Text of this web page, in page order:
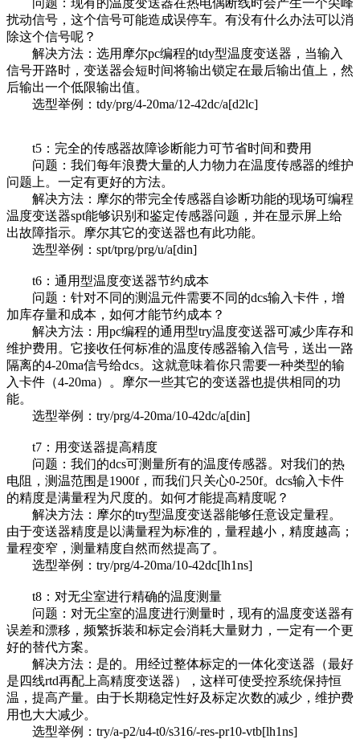
扰动信号，这个信号可能造成误停车。有没有什么办法可以消
除这个信号呢？
解决方法：选用摩尔pc编程的tdy型温度变送器，当输入
信号开路时，变送器会短时间将输出锁定在最后输出值上，然
后输出一个低限输出值。
选型举例：tdy/prg/4-20ma/12-42dc/a[d2lc]
t5：完全的传感器故障诊断能力可节省时间和费用
问题：我们每年浪费大量的人力物力在温度传感器的维护
问题上。一定有更好的方法。
解决方法：摩尔的带完全传感器自诊断功能的现场可编程
温度变送器spt能够识别和鉴定传感器问题，并在显示屏上给
出故障指示。摩尔其它的变送器也有此功能。
选型举例：spt/tprg/prg/u/a[din]
t6：通用型温度变送器节约成本
问题：针对不同的测温元件需要不同的dcs输入卡件，增
加库存量和成本，如何才能节约成本？
解决方法：用pc编程的通用型try温度变送器可减少库存和
维护费用。它接收任何标准的温度传感器输入信号，送出一路
隔离的4-20ma信号给dcs。这就意味着你只需要一种类型的输
入卡件（4-20ma）。摩尔一些其它的变送器也提供相同的功
能。
选型举例：try/prg/4-20ma/10-42dc/a[din]
t7：用变送器提高精度
问题：我们的dcs可测量所有的温度传感器。对我们的热
电阻，测温范围是1900f，而我们只关心0-250f。dcs输入卡件
的精度是满量程为尺度的。如何才能提高精度呢？
解决方法：摩尔的try型温度变送器能够任意设定量程。
由于变送器精度是以满量程为标准的，量程越小，精度越高；
量程变窄，测量精度自然而然提高了。
选型举例：try/prg/4-20ma/10-42dc[lh1ns]
t8：对无尘室进行精确的温度测量
问题：对无尘室的温度进行测量时，现有的温度变送器有
误差和漂移，频繁拆装和标定会消耗大量财力，一定有一个更
好的替代方案。
解决方法：是的。用经过整体标定的一体化变送器（最好
是四线rtd再配上高精度变送器），这样可使受控系统保持恒
温，提高产量。由于长期稳定性好及标定次数的减少，维护费
用也大大减少。
选型举例：try/a-p2/u4-t0/s316/-res-pr10-vtb[lh1ns]